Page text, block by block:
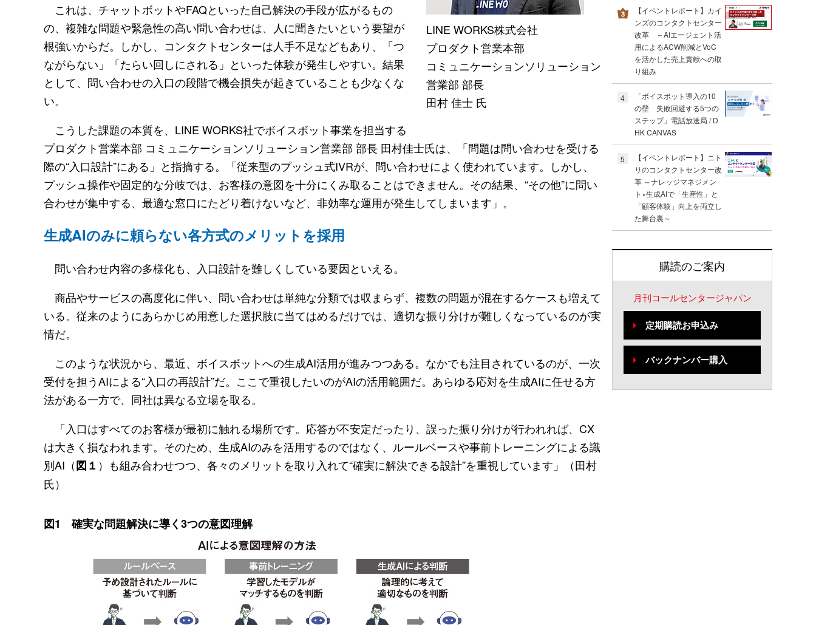
LINE WORKS株式会社
プロダクト営業本部
コミュニケーションソリューション
営業部 部長
田村 佳士 氏
これは、チャットボットやFAQといった自己解決の手段が広がるもの
の、複雑な問題や緊急性の高い問い合わせは、人に聞きたいという要望が
根強いからだ。しかし、コンタクトセンターは人手不足などもあり、「つ
ながらない」「たらい回しにされる」といった体験が発生しやすい。結果
として、問い合わせの入口の段階で機会損失が起きていることも少なくな
い。
こうした課題の本質を、LINE WORKS社でボイスボット事業を担当する
プロダクト営業本部 コミュニケーションソリューション営業部 部長 田村佳士氏は、「問題は問い合わせを受ける
際の“入口設計”にある」と指摘する。「従来型のプッシュ式IVRが、問い合わせによく使われています。しかし、
プッシュ操作や固定的な分岐では、お客様の意図を十分にくみ取ることはできません。その結果、“その他”に問い
合わせが集中する、最適な窓口にたどり着けないなど、非効率な運用が発生してしまいます」。
生成AIのみに頼らない各方式のメリットを採用
問い合わせ内容の多様化も、入口設計を難しくしている要因といえる。
商品やサービスの高度化に伴い、問い合わせは単純な分類では収まらず、複数の問題が混在するケースも増えて
いる。従来のようにあらかじめ用意した選択肢に当てはめるだけでは、適切な振り分けが難しくなっているのが実
情だ。
このような状況から、最近、ボイスボットへの生成AI活用が進みつつある。なかでも注目されているのが、一次
受付を担うAIによる“入口の再設計”だ。ここで重視したいのがAIの活用範囲だ。あらゆる応対を生成AIに任せる方
法がある一方で、同社は異なる立場を取る。
「入口はすべてのお客様が最初に触れる場所です。応答が不安定だったり、誤った振り分けが行われれば、CX
は大きく損なわれます。そのため、生成AIのみを活用するのではなく、ルールベースや事前トレーニングによる識
別AI（図１ ）も組み合わせつつ、各々のメリットを取り入れて“確実に解決できる設計”を重視しています」（田村
氏）
図1 確実な問題解決に導く3つの意図理解
【イベントレポート】カイ
ンズのコンタクトセンター
改革 ～AIエージェント活
用によるACW削減とVoC
を活かした売上貢献への取
り組み
4
「ボイスボット導入の10
の壁 失敗回避する5つの
ステップ」電話放送局 / D
HK CANVAS
5
【イベントレポート】ニト
リのコンタクトセンター改
革 ～ナレッジマネジメン
ト×生成AIで「生産性」と
「顧客体験」向上を両立し
た舞台裏～
購読のご案内
月刊コールセンタージャパン
定期購読お申込み
バックナンバー購入